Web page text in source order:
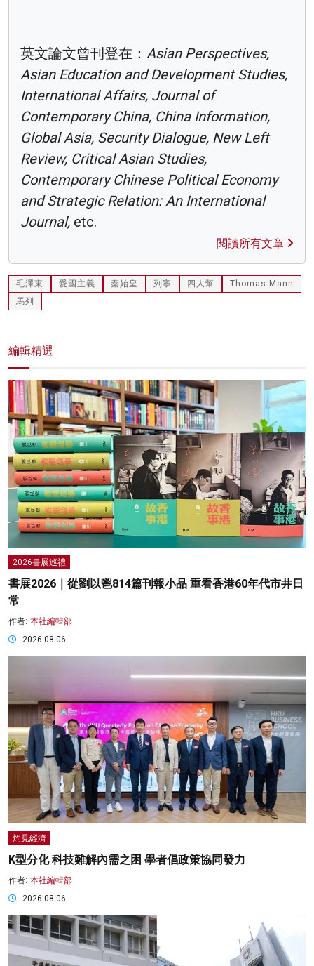
英文論文曾刊登在： Asian Perspectives,
Asian Education and Development Studies,
International Affairs, Journal of
Contemporary China, China Information,
Global Asia, Security Dialogue, New Left
Review, Critical Asian Studies,
Contemporary Chinese Political Economy
and Strategic Relation: An International
Journal, etc.
閱讀所有文章
毛澤東 愛國主義 秦始皇 列寧 四人幫
Thomas Mann
馬列
編輯精選
2026書展巡禮
書展2026｜從劉以鬯814篇刊報小品 重看香港60年代市井日
常
作者: 本社編輯部
2026-08-06
灼見經濟
K型分化 科技難解內需之困 學者倡政策協同發力
作者: 本社編輯部
2026-08-06